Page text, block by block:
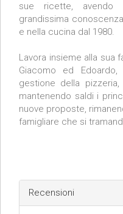
sue ricette,
grandissima
e nella cucina dal 1980.
Lavora insieme alla sua
Giacomo ed
gestione della
mantenendo saldi i
nuove proposte,
famigliare che si
Recensioni